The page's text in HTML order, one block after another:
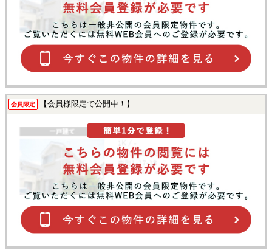
会員限定 【会員様限定で公開中！】